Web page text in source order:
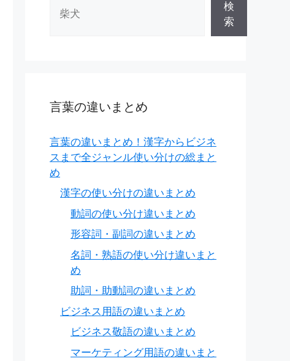
検
索
言葉の違いまとめ
言葉の違いまとめ！漢字からビジネ
スまで全ジャンル使い分けの総まと
め
漢字の使い分けの違いまとめ
動詞の使い分け違いまとめ
形容詞・副詞の違いまとめ
名詞・熟語の使い分け違いまと
め
助詞・助動詞の違いまとめ
ビジネス用語の違いまとめ
ビジネス敬語の違いまとめ
マーケティング用語の違いまと